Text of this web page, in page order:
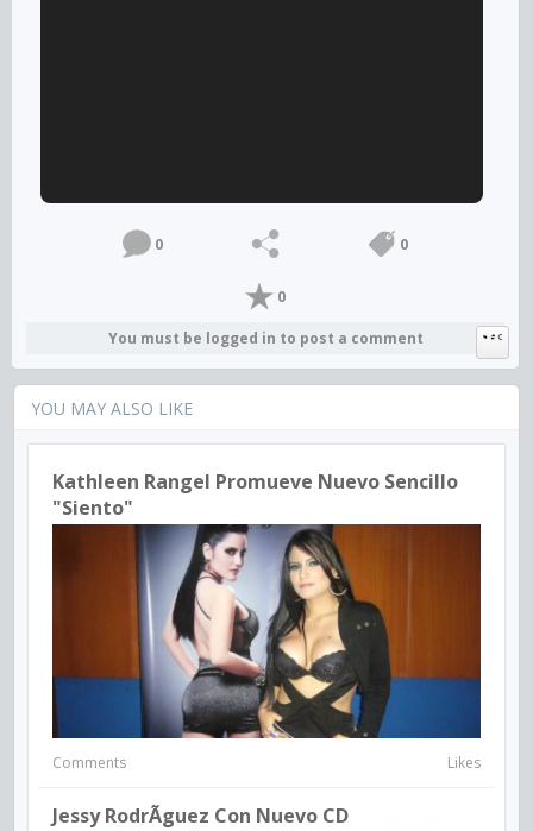
0 0
0
You must be logged in to post a comment
YOU MAY ALSO LIKE
Kathleen Rangel Promueve Nuevo Sencillo
"Siento"
Comments Likes
Jessy RodrÃ­guez Con Nuevo CD